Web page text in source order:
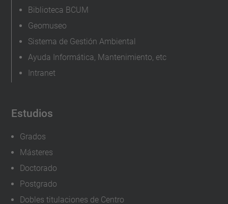
Estudios
Grados
Másteres
Doctorado
Postgrado
Dobles titulaciones de Centro
Biblioteca BCUM
Geomuseo
Sistema de Gestión Ambiental
Ayuda Informática, Mantenimiento, etc
Intranet